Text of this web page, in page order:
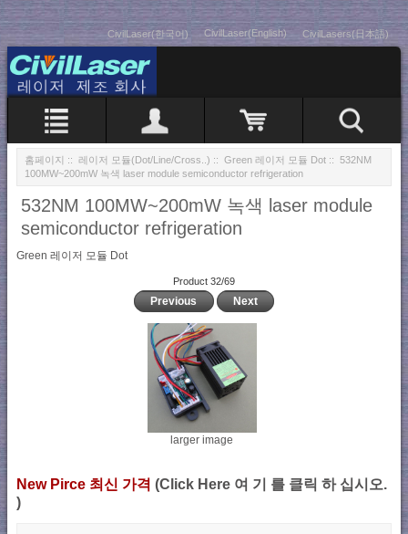
CivilLaser(한국어) CivilLaser(English) CivilLasers(日本語)
홈페이지 :: 레이저 모듈(Dot/Line/Cross..) :: Green 레이저 모듈 Dot :: 532NM
100MW~200mW 녹색 laser module semiconductor refrigeration
532NM 100MW~200mW 녹색 laser module
semiconductor refrigeration
Green 레이저 모듈 Dot
Product 32/69
Previous Next
larger image
New Pirce 최신 가격 (Click Here 여 기 를 클릭 하 십시오.
)